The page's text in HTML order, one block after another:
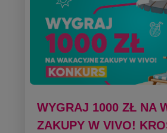
WYGRAJ 1000 ZŁ NA
ZAKUPY W VIVO!